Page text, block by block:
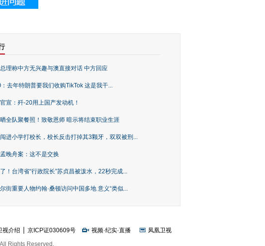
理称中方无兴趣与澳直接对话 中方回应
去年特朗普要我们收购TikTok 这是我干...
宣：歼-20用上国产发动机！
全队聚餐照！致敬恩师 暗示将结束职业生涯
进小学打校长，校长反击打掉其3颗牙，双双被刑...
晚舟案：这不是交换
！台湾省“行政院长”苏贞昌被泼水，22秒完成...
街重要人物约翰·桑顿访问中国多地 意义“类似...
视介绍 京ICP证030609号 视频·纪实·直播
凤凰卫视
Rights Reserved.